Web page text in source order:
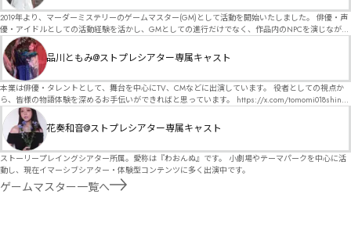
2019年より、マーダーミステリーのゲームマスター(GM)として活動を開始いたしました。 俳優・声
優・アイドルとしての活動経験を活かし、GMとしての進行だけでなく、作品内のNPCを演じなが
ら、お客様に物語の世界へ入り込んでいただくような演出・サービスを得意としています。 自分自
身でも作品制作を行っているので、作家さんが作品に込めた想いや意図を大切にしながら、その作
品の魅力をお客様に届けられるような公演を心がけています。 参加してくださる皆様がどんなエン
ディングを迎えるのか、どんな物語が生まれるのかを想像しながら、公演を進めていく時間が本当
に大好きです！ 対応可能作品は、オフライン（対面）作品のみとなります。 得意分野をひとつ挙げ
るなら恋愛もの（恋愛要素を含むシナリオ）ですが、ファンタジー、デスゲーム、青春ものなど、
ジャンルを問わず幅広く対応可能です！お任せください！ 《所属団体・店舗》 ★ Lanbelysma -ラン
ビリズマ- (代表・制作・GM) ★ ストーリープレイングシアター (GM) ★ フィネガンズ ウェイク
(GM)
品川ともみ@ストプレシアター専属キャスト
本業は俳優・タレントとして、舞台を中心にTV、CMなどに出演しています。 役者としての視点か
ら、皆様の物語体験を深めるお手伝いができればと思っています。 https://x.com/tomomi018shin?
s=11 活動内容はSNSにて投稿しています。 SPT所属。 ストーリープレイングシアター「星詠みの
標」にてGMデビュー。 ボードゲーム×体感型演劇 イマーシブカフェ「コアクト」(不定期開催)出
演中。
花奏和音@ストプレシアター専属キャスト
ストーリープレイングシアター所属。愛称は『わおんぬ』です。 小劇場やテーマパークを中心に活
動し、現在イマーシブシアター・体験型コンテンツに多く出演中です。
ゲームマスター一覧へ